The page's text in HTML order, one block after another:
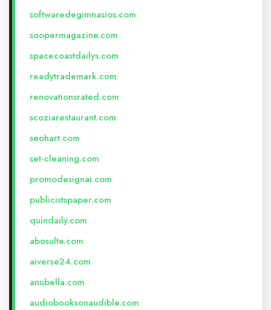
softwaredegimnasios.com
soopermagazine.com
spacecoastdailys.com
readytrademark.com
renovationsrated.com
scoziarestaurant.com
seohart.com
set-cleaning.com
promodesignai.com
publicistspaper.com
quindaily.com
abosulte.com
aiverse24.com
anubella.com
audiobooksonaudible.com